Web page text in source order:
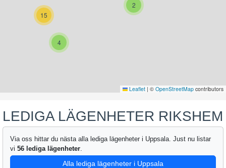
2
15
4
Leaflet | © OpenStreetMap contributors
LEDIGA LÄGENHETER RIKSHEM
Via oss hittar du nästa alla lediga lägenheter i Uppsala. Just nu listar
vi 56 lediga lägenheter.
Alla lediga lägenheter i Uppsala